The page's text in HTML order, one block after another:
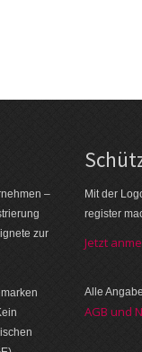
–
zur
Mit der
register
Jetzt
Alle
AGB und